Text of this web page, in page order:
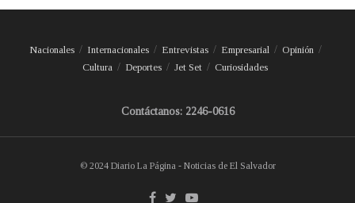
Nacionales Internacionales Entrevistas Empresarial
Opinión
Cultura
Deportes Jet Set Curiosidades
Contáctanos: 2246-0616
© 2024 Diario La Página - Noticias de El Salvador